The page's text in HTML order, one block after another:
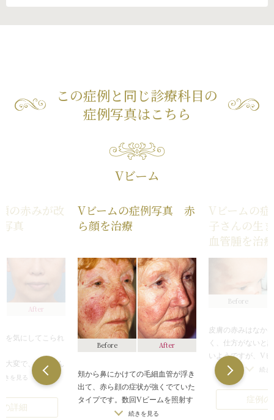
この症例と同じ診療科目の
症例写真はこちら
Vビーム
の赤みが改
真
After
を気にしてこられ
大変で、すっぴん
立つため、温泉な
前ですっぴんにな
した。
を薄くしていく
きを見る
詳細
Vビームの症例写真 赤
ら顔を治療
Before After
頬から鼻にかけての毛細血管が浮き
出て、赤ら顔の症状が強くでていた
タイプです。数回Vビームを照射す
ることによって、ほとんど赤みが目
続きを見る
Vビームの
子さんの生
血管腫を治療
Before
皮膚の赤みはなか
く、仕方がないと
いようですが、V
だけに反応するた
なっている余分な
除去し、肌の色を
です。
続き
症例